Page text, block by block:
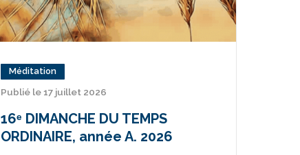
Méditation
Publié le 17 juillet 2026
16ᵉ DIMANCHE DU TEMPS
ORDINAIRE, année A. 2026